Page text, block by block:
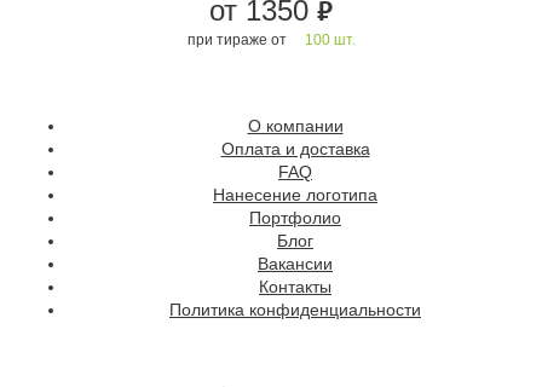
от 1350 руб.
при тираже от 100 шт.
О компании
Оплата и доставка
FAQ
Нанесение логотипа
Портфолио
Блог
Вакансии
Контакты
Политика конфиденциальности